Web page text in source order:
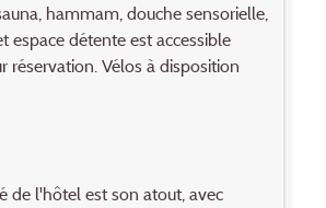
hammam, douche sensorielle,
espace détente est accessible
réservation. Vélos à disposition
de l'hôtel est son atout, avec